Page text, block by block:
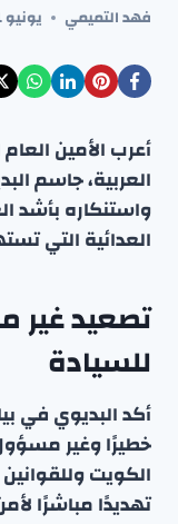
فهد التميمي يونيو 1, 2026
أعرب الأمين
العربية، جاسم
واستنكاره بأشد
العدائية التي
تصعيد غير
للسيادة
أكد البديوي في
خطيرًا وغير
الكويت
تهديدًا مباشرًا